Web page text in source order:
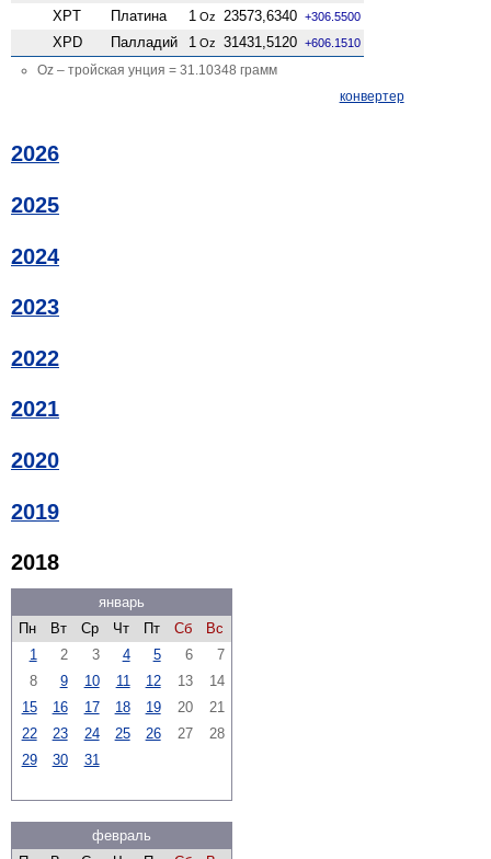
XPT Платина 1 Oz 23573,6340 +306.5500
XPD Палладий 1 Oz 31431,5120 +606.1510
Oz – тройская унция = 31.10348 грамм
конвертер
2026
2025
2024
2023
2022
2021
2020
2019
2018
январь
Пн
Вт Ср Чт Пт Сб
Вс
1
2 3 4 5 6
7
8
9 10 11 12 13
14
15
16 17 18 19 20
21
22
23 24 25 26 27
28
29
30 31
февраль